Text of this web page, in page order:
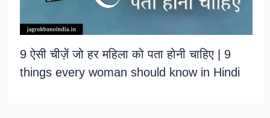
9 ऐसी चीज़ें जो हर महिला को पता होनी चाहिए | 9
things every woman should know in Hindi